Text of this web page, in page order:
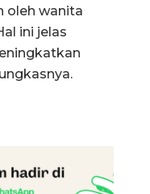
oleh wanita
ini jelas